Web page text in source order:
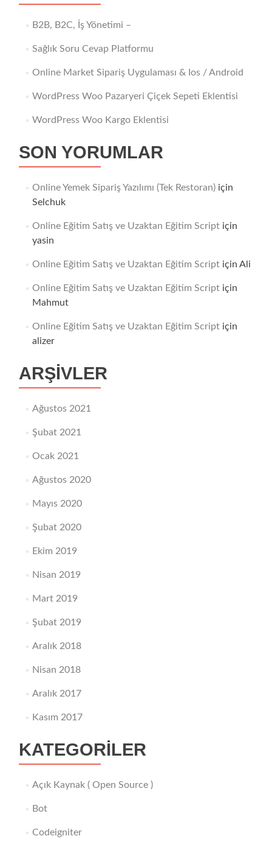
B2B, B2C, İş Yönetimi –
Sağlık Soru Cevap Platformu
Online Market Sipariş Uygulaması & Ios / Android
WordPress Woo Pazaryeri Çiçek Sepeti Eklentisi
WordPress Woo Kargo Eklentisi
SON YORUMLAR
Online Yemek Sipariş Yazılımı (Tek Restoran)için
Selchuk
Online Eğitim Satış ve Uzaktan Eğitim Scriptiçin
yasin
Online Eğitim Satış ve Uzaktan Eğitim Scriptiçin Ali
Online Eğitim Satış ve Uzaktan Eğitim Scriptiçin
Mahmut
Online Eğitim Satış ve Uzaktan Eğitim Scriptiçin
alizer
ARŞIVLER
Ağustos 2021
Şubat 2021
Ocak 2021
Ağustos 2020
Mayıs 2020
Şubat 2020
Ekim 2019
Nisan 2019
Mart 2019
Şubat 2019
Aralık 2018
Nisan 2018
Aralık 2017
Kasım 2017
KATEGORILER
Açık Kaynak ( Open Source )
Bot
Codeigniter